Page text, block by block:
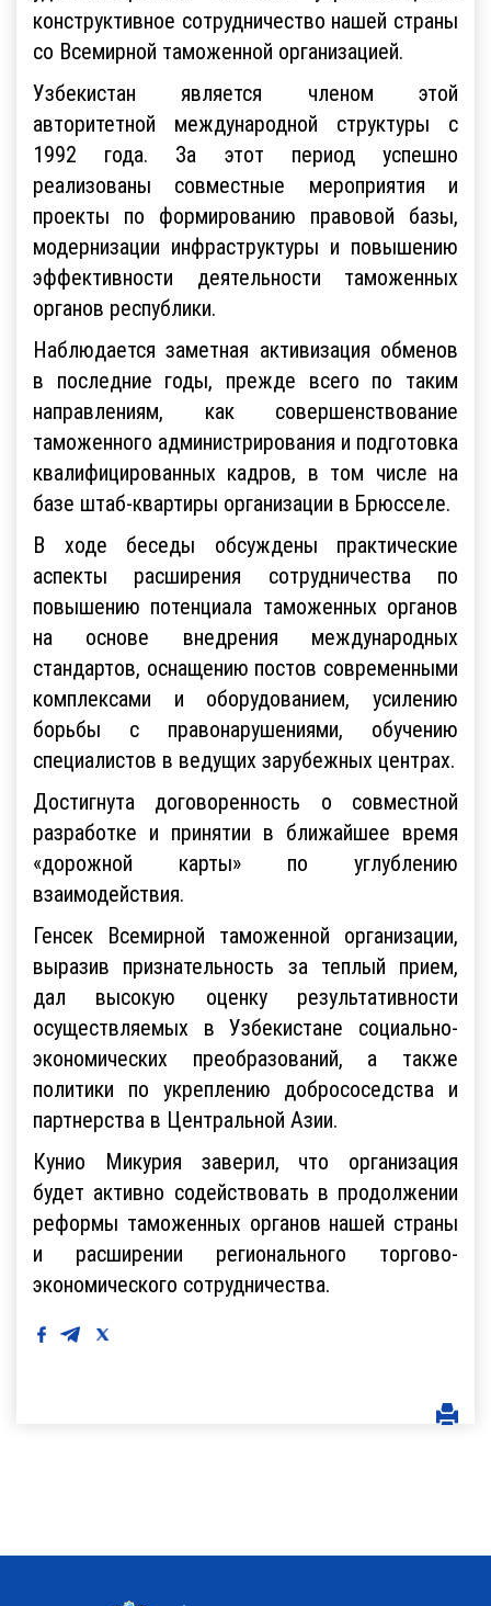
конструктивное сотрудничество нашей страны
со Всемирной таможенной организацией.
Узбекистан является членом этой
авторитетной международной структуры с
1992 года. За этот период успешно
реализованы совместные мероприятия и
проекты по формированию правовой базы,
модернизации инфраструктуры и повышению
эффективности деятельности таможенных
органов республики.
Наблюдается заметная активизация обменов
в последние годы, прежде всего по таким
направлениям, как совершенствование
таможенного администрирования и подготовка
квалифицированных кадров, в том числе на
базе штаб-квартиры организации в Брюсселе.
В ходе беседы обсуждены практические
аспекты расширения сотрудничества по
повышению потенциала таможенных органов
на основе внедрения международных
стандартов, оснащению постов современными
комплексами и оборудованием, усилению
борьбы с правонарушениями, обучению
специалистов в ведущих зарубежных центрах.
Достигнута договоренность о совместной
разработке и принятии в ближайшее время
«дорожной карты» по углублению
взаимодействия.
Генсек Всемирной таможенной организации,
выразив признательность за теплый прием,
дал высокую оценку результативности
осуществляемых в Узбекистане социально-
экономических преобразований, а также
политики по укреплению добрососедства и
партнерства в Центральной Азии.
Кунио Микурия заверил, что организация
будет активно содействовать в продолжении
реформы таможенных органов нашей страны
и расширении регионального торгово-
экономического сотрудничества.